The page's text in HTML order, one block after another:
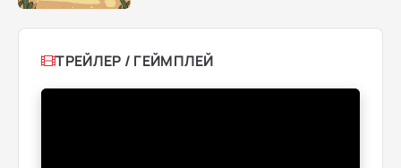
ТРЕЙЛЕР / ГЕЙМПЛЕЙ